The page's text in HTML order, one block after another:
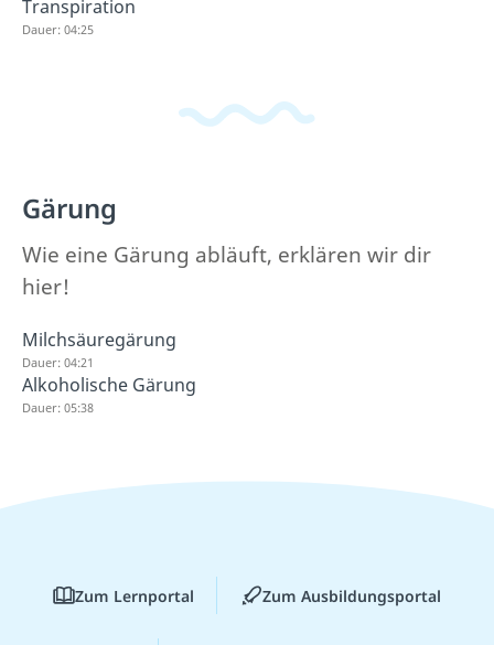
Transpiration
Dauer: 04:25
Gärung
Wie eine Gärung abläuft, erklären wir dir
hier!
Milchsäuregärung
Dauer: 04:21
Alkoholische Gärung
Dauer: 05:38
Zum Lernportal Zum Ausbildungsportal